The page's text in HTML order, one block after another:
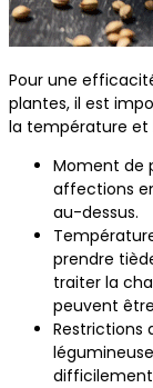
Pour une
plantes, il est
la température et
Moment de
affections
au-dessus.
prendre
traiter la
peuvent
Restrictions